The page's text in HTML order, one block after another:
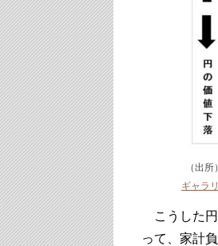
（出
ギャラ
こうした円
って、家計